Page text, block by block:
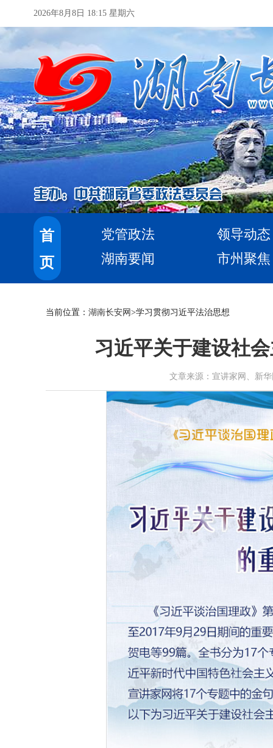
2026年8月8日 18:15 星期六
首
页
党管政法
领导动态
湖南要闻
市州聚焦
当前位置： 湖南长安网 >学习贯彻习近平法治思想
习近平关于建设社
文章来源：宣讲家网、新